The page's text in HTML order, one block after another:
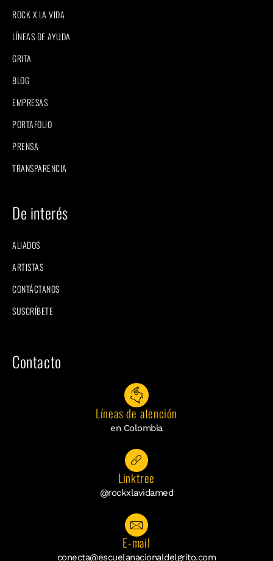
ROCK X LA VIDA
LÍNEAS DE AYUDA
GRITA
BLOG
EMPRESAS
PORTAFOLIO
PRENSA
TRANSPARENCIA
De interés
ALIADOS
ARTISTAS
CONTÁCTANOS
SUSCRÍBETE
Contacto
Líneas de atención
en Colombia
Linktree
@rockxlavidamed
E-mail
conecta@escuelanacionaldelgrito.com